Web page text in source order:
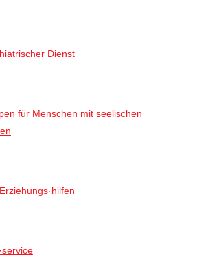
Dienst
für Menschen mit seelischen